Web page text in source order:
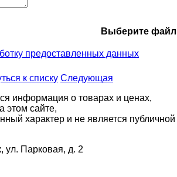
Выберите файл
предоставленных данных
к списку Следующая
информация о товарах и ценах,
этом сайте,
характер и не является публичной
ул. Парковая, д. 2